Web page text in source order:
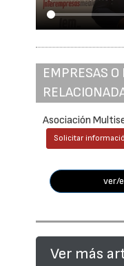
EMPRESAS
Asociación
Solicitar
ver/
Ver más